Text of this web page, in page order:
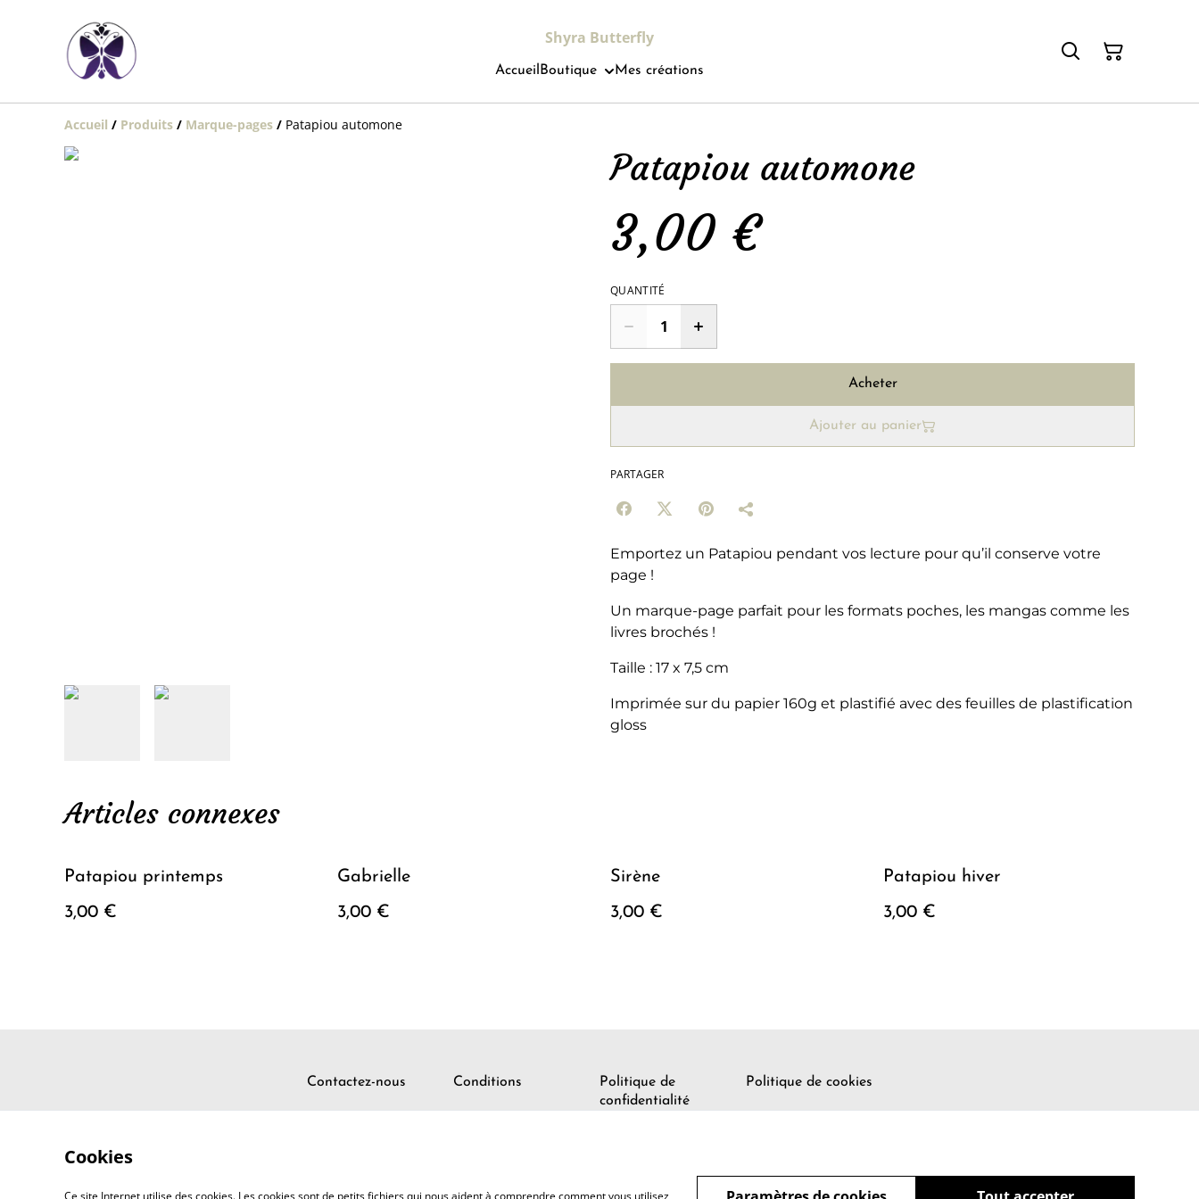
Shyra Butterfly
Accueil Boutique Mes créations
Accueil / Produits / Marque-pages / Patapiou automone
Patapiou automone
3,00 €
QUANTITÉ
Acheter
Ajouter au panier
PARTAGER
Emportez un Patapiou pendant vos lecture pour qu’il conserve votre
page !
Un marque-page parfait pour les formats poches, les mangas comme les
livres brochés !
Taille : 17 x 7,5 cm
Imprimée sur du papier 160g et plastifié avec des feuilles de plastification
gloss
Articles connexes
Patapiou printemps
3,00 €
Gabrielle
3,00 €
Sirène
3,00 €
Patapiou hiver
3,00 €
Contactez-nous Conditions
Politique de
confidentialité
Politique de cookies
Cookies
Ce site Internet utilise des cookies. Les cookies sont de petits fichiers qui nous aident à comprendre comment vous utilisez